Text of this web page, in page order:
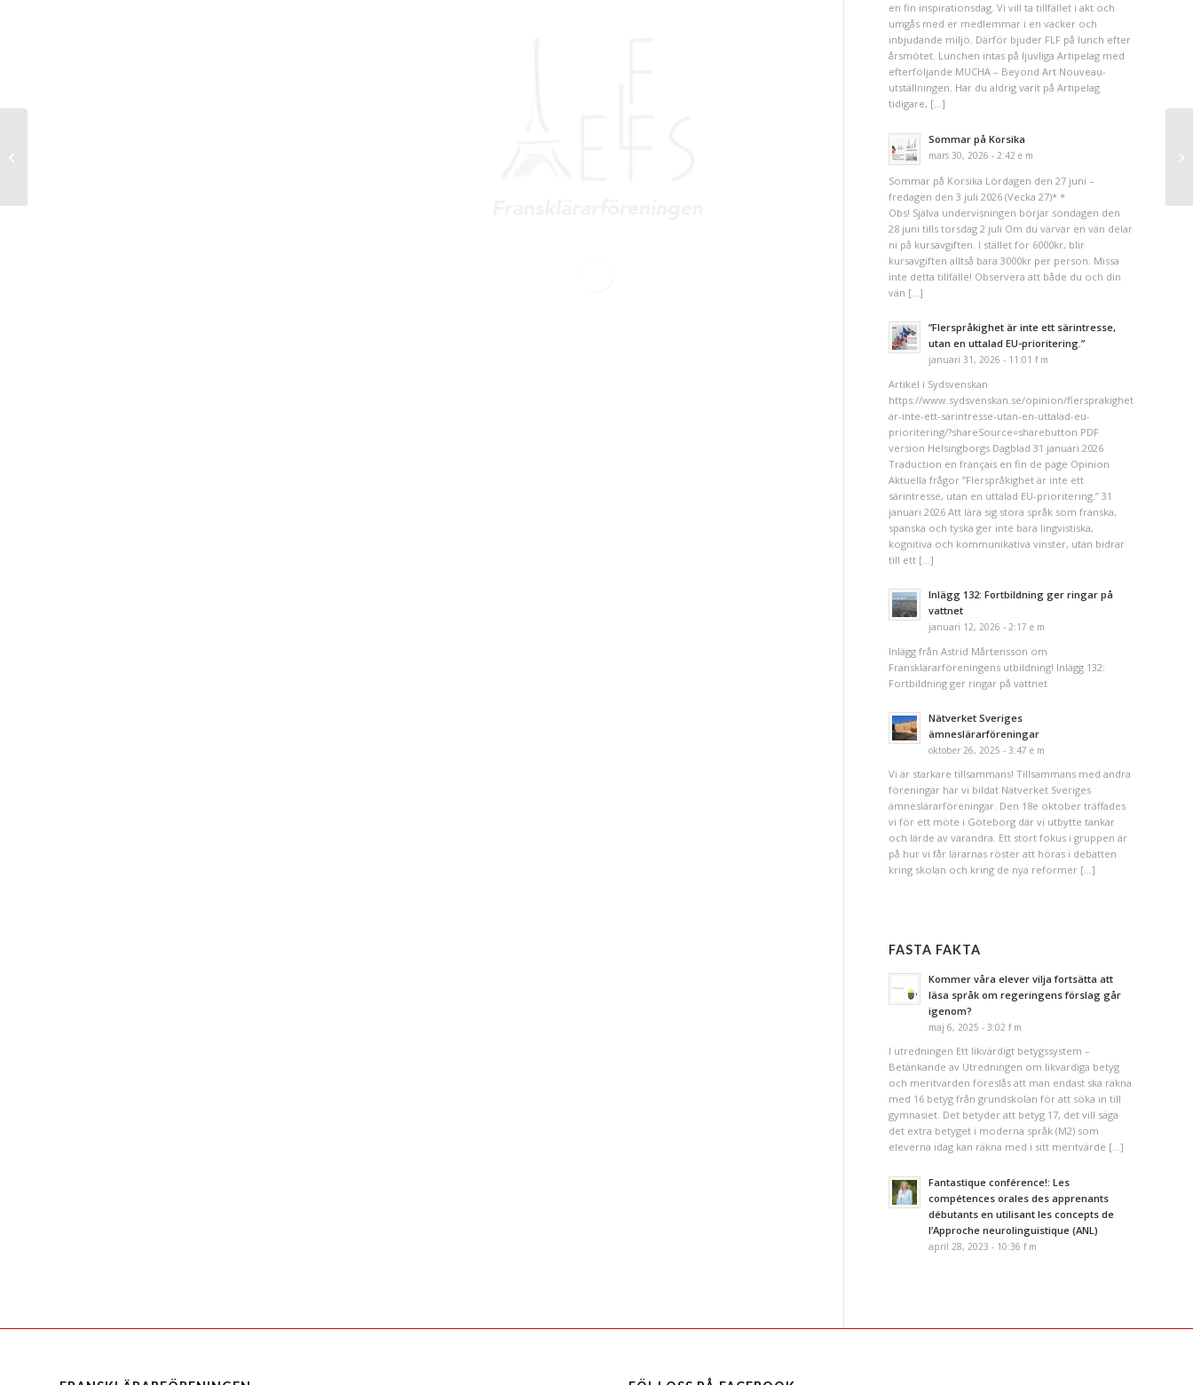
en fin inspirationsdag. Vi vill ta tillfället i akt och
umgås med er medlemmar i en vacker och
inbjudande miljö. Därför bjuder FLF på lunch efter
årsmötet. Lunchen intas på ljuvliga Artipelag med
efterföljande MUCHA – Beyond Art Nouveau-
utställningen. Har du aldrig varit på Artipelag
tidigare, […]
Sommar på Korsika
mars 30, 2026 - 2:42 e m
Sommar på Korsika Lördagen den 27 juni –
fredagen den 3 juli 2026 (Vecka 27)* *
Obs! Själva undervisningen börjar söndagen den
28 juni tills torsdag 2 juli Om du värvar en vän delar
ni på kursavgiften. I stället för 6000kr, blir
kursavgiften alltså bara 3000kr per person. Missa
inte detta tillfälle! Observera att både du och din
vän […]
”Flerspråkighet är inte ett särintresse,
utan en uttalad EU-prioritering.”
januari 31, 2026 - 11:01 f m
Artikel i Sydsvenskan
https://www.sydsvenskan.se/opinion/flersprakighet-
ar-inte-ett-sarintresse-utan-en-uttalad-eu-
prioritering/?shareSource=sharebutton PDF
version Helsingborgs Dagblad 31 januari 2026
Traduction en français en fin de page Opinion
Aktuella frågor ”Flerspråkighet är inte ett
särintresse, utan en uttalad EU-prioritering.” 31
januari 2026 Att lära sig stora språk som franska,
spanska och tyska ger inte bara lingvistiska,
kognitiva och kommunikativa vinster, utan bidrar
till ett […]
Inlägg 132: Fortbildning ger ringar på
vattnet
januari 12, 2026 - 2:17 e m
Inlägg från Astrid Mårtensson om
Fransklärarföreningens utbildning! Inlägg 132:
Fortbildning ger ringar på vattnet
Nätverket Sveriges
ämneslärarföreningar
oktober 26, 2025 - 3:47 e m
Vi är starkare tillsammans! Tillsammans med andra
föreningar har vi bildat Nätverket Sveriges
ämneslärarföreningar. Den 18e oktober träffades
vi för ett möte i Göteborg där vi utbytte tankar
och lärde av varandra. Ett stort fokus i gruppen är
på hur vi får lärarnas röster att höras i debatten
kring skolan och kring de nya reformer […]
FASTA FAKTA
Kommer våra elever vilja fortsätta att
läsa språk om regeringens förslag går
igenom?
maj 6, 2025 - 3:02 f m
I utredningen Ett likvärdigt betygssystem –
Betänkande av Utredningen om likvärdiga betyg
och meritvärden föreslås att man endast ska räkna
med 16 betyg från grundskolan för att söka in till
gymnasiet. Det betyder att betyg 17, det vill säga
det extra betyget i moderna språk (M2) som
eleverna idag kan räkna med i sitt meritvärde […]
Fantastique conférence!: Les
compétences orales des apprenants
débutants en utilisant les concepts de
l’Approche neurolinguistique (ANL)
april 28, 2023 - 10:36 f m